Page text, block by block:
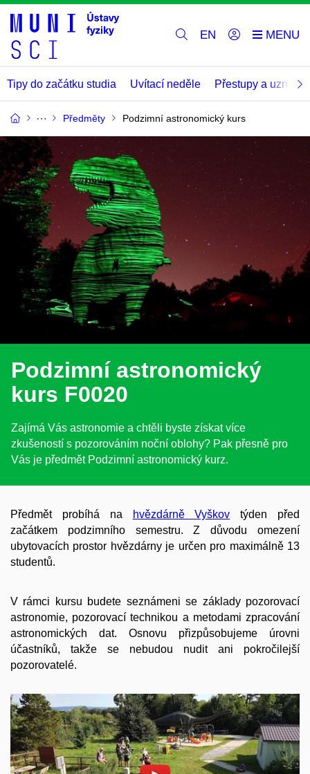
EN
Tipy do začátku studia Uvítací neděle Přestupy a
Předměty Podzimní astronomický kurs
Podzimní astronomický
kurs F0020
Zajímá Vás astronomie a chtěli byste získat více
zkušeností s pozorováním noční oblohy? Pak přesně pro
Vás je předmět Podzimní astronomický kurz.
Předmět probíhá na hvězdárně Vyškov týden před
začátkem podzimního semestru. Z důvodu omezení
ubytovacích prostor hvězdárny je určen pro maximálně 13
studentů.
V rámci kursu budete seznámeni se základy pozorovací
astronomie, pozorovací technikou a metodami zpracování
astronomických dat. Osnovu přizpůsobujeme úrovni
účastníků, takže se nebudou nudit ani pokročilejší
pozorovatelé.